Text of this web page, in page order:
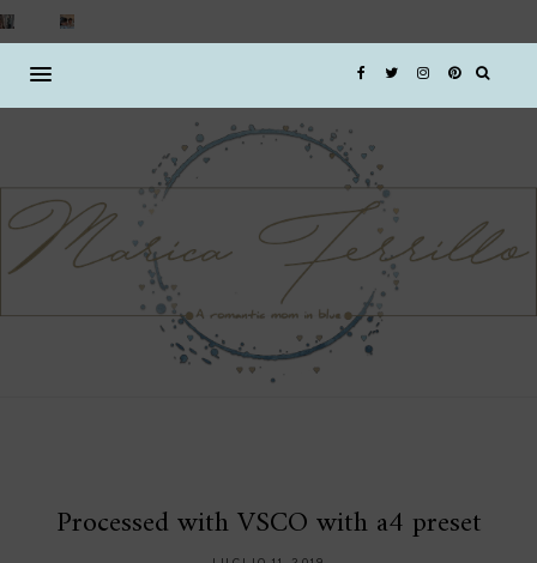
Processed with VSCO with a4 preset